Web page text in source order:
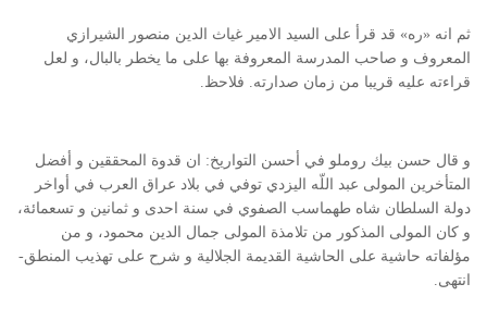
ثم انه «ره» قد قرأ على السيد الامير غياث الدين منصور الشيرازي
المعروف و صاحب المدرسة المعروفة بها على ما يخطر بالبال، و لعل
قراءته عليه قريبا من زمان صدارته. فلاحظ.
و قال حسن بيك روملو في أحسن التواريخ: ان قدوة المحققين و أفضل
المتأخرين المولى عبد اللّه اليزدي توفي في بلاد عراق العرب في أواخر
دولة السلطان شاه طهماسب الصفوي في سنة احدى و ثمانين و تسعمائة،
و كان المولى المذكور من تلامذة المولى جمال الدين محمود، و من
مؤلفاته حاشية على الحاشية القديمة الجلالية و شرح على تهذيب المنطق-
انتهى.